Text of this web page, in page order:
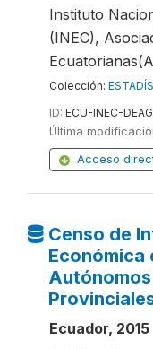
Instituto
(INEC),
Colección:
ID: ECU-INEC-
Última
Acceso
Censo de
Económica
Ecuador, 2015